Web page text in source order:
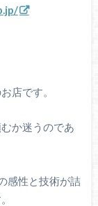
店です。
か迷うのであ
感性と技術が詰